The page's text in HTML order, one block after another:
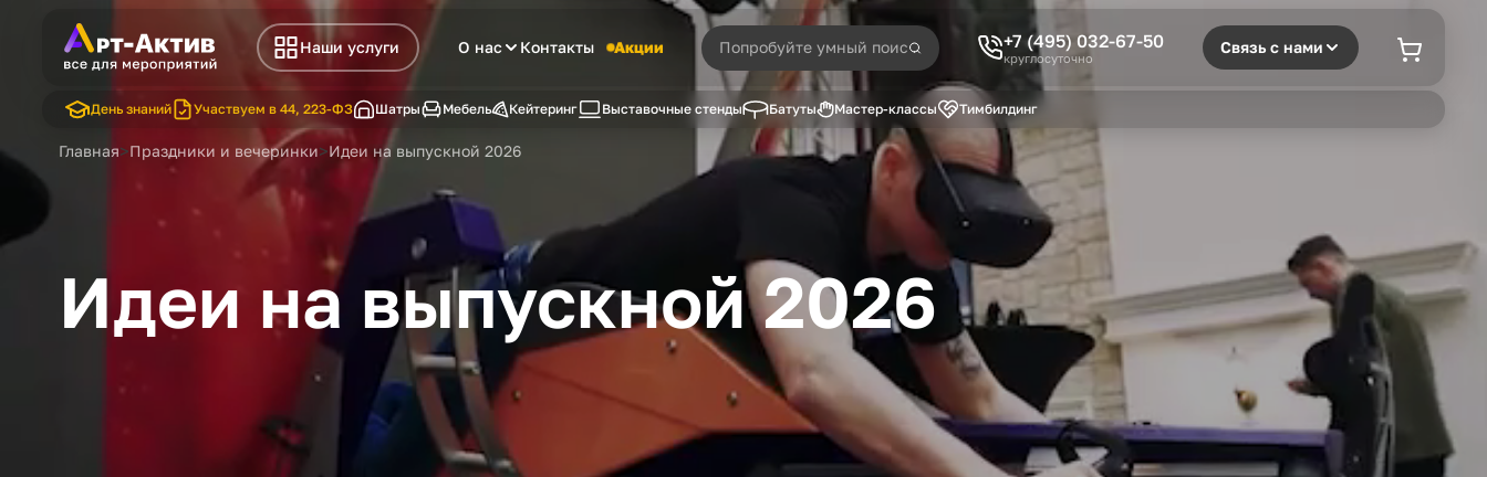
Наши услуги О нас Контакты Акции +7 (495) 032-67-50
круглосуточно
Связь с нами
День знаний Участвуем в 44, 223-ФЗ Шатры Мебель Кейтеринг Выставочные стенды Батуты Мастер-классы Тимбилдинг
Главная>Праздники и вечеринки>Идеи на выпускной 2026
Идеи на выпускной 2026